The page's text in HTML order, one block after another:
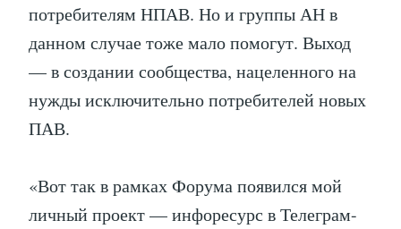
потребителям НПАВ. Но и группы АН в
данном случае тоже мало помогут. Выход
— в создании сообщества, нацеленного на
нужды исключительно потребителей новых
ПАВ.
«Вот так в рамках Форума появился мой
личный проект — инфоресурс в Телеграм-